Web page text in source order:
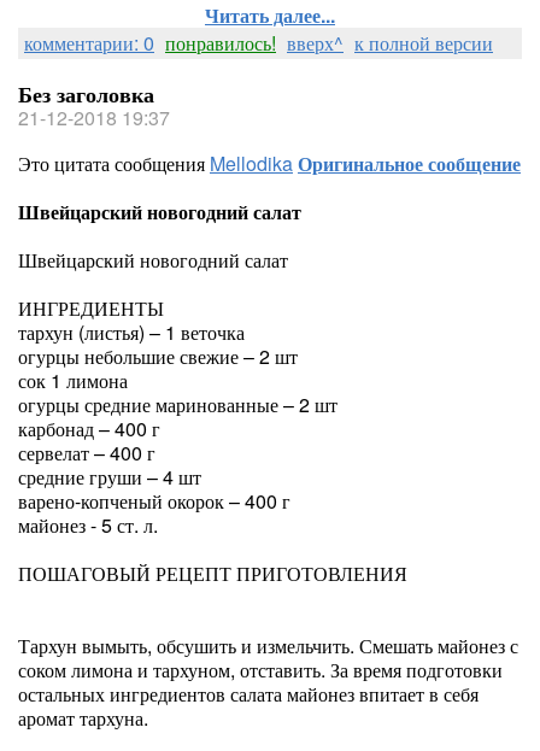
Читать далее...
комментарии: 0 понравилось! вверх^ к полной версии
Без заголовка
21-12-2018 19:37
Это цитата сообщения MellodikaОригинальное сообщение
Швейцарский новогодний салат
Швейцарский новогодний салат
ИНГРЕДИЕНТЫ
тархун (листья) – 1 веточка
огурцы небольшие свежие – 2 шт
сок 1 лимона
огурцы средние маринованные – 2 шт
карбонад – 400 г
сервелат – 400 г
средние груши – 4 шт
варено-копченый окорок – 400 г
майонез - 5 ст. л.
ПОШАГОВЫЙ РЕЦЕПТ ПРИГОТОВЛЕНИЯ
Тархун вымыть, обсушить и измельчить. Смешать майонез с
соком лимона и тархуном, отставить. За время подготовки
остальных ингредиентов салата майонез впитает в себя
аромат тархуна.